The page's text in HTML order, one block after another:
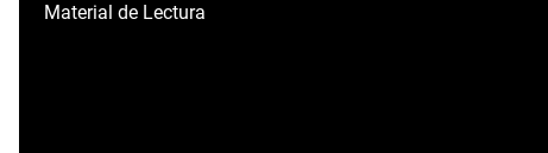
Material de Lectura